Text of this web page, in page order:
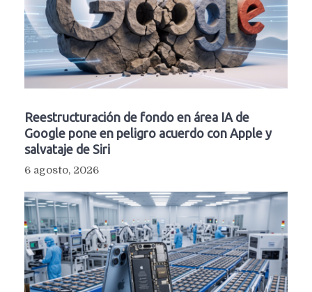
Reestructuración de fondo en área IA de
Google pone en peligro acuerdo con Apple y
salvataje de Siri
6 agosto, 2026